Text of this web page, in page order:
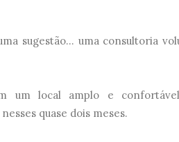
sugestão... uma consultoria
um local amplo e
quase dois meses.